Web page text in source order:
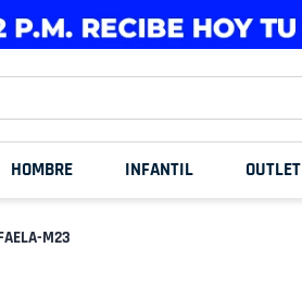
HOMBRE INFANTIL OUTLET
M23